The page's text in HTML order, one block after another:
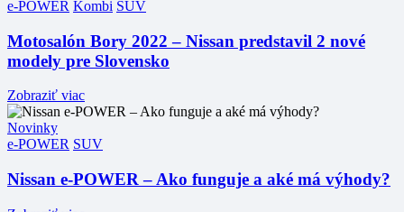
e-POWER Kombi SUV
Motosalón Bory 2022 – Nissan predstavil 2 nové
modely pre Slovensko
Zobraziť viac
Novinky
e-POWER SUV
Nissan e-POWER – Ako funguje a aké má výhody?